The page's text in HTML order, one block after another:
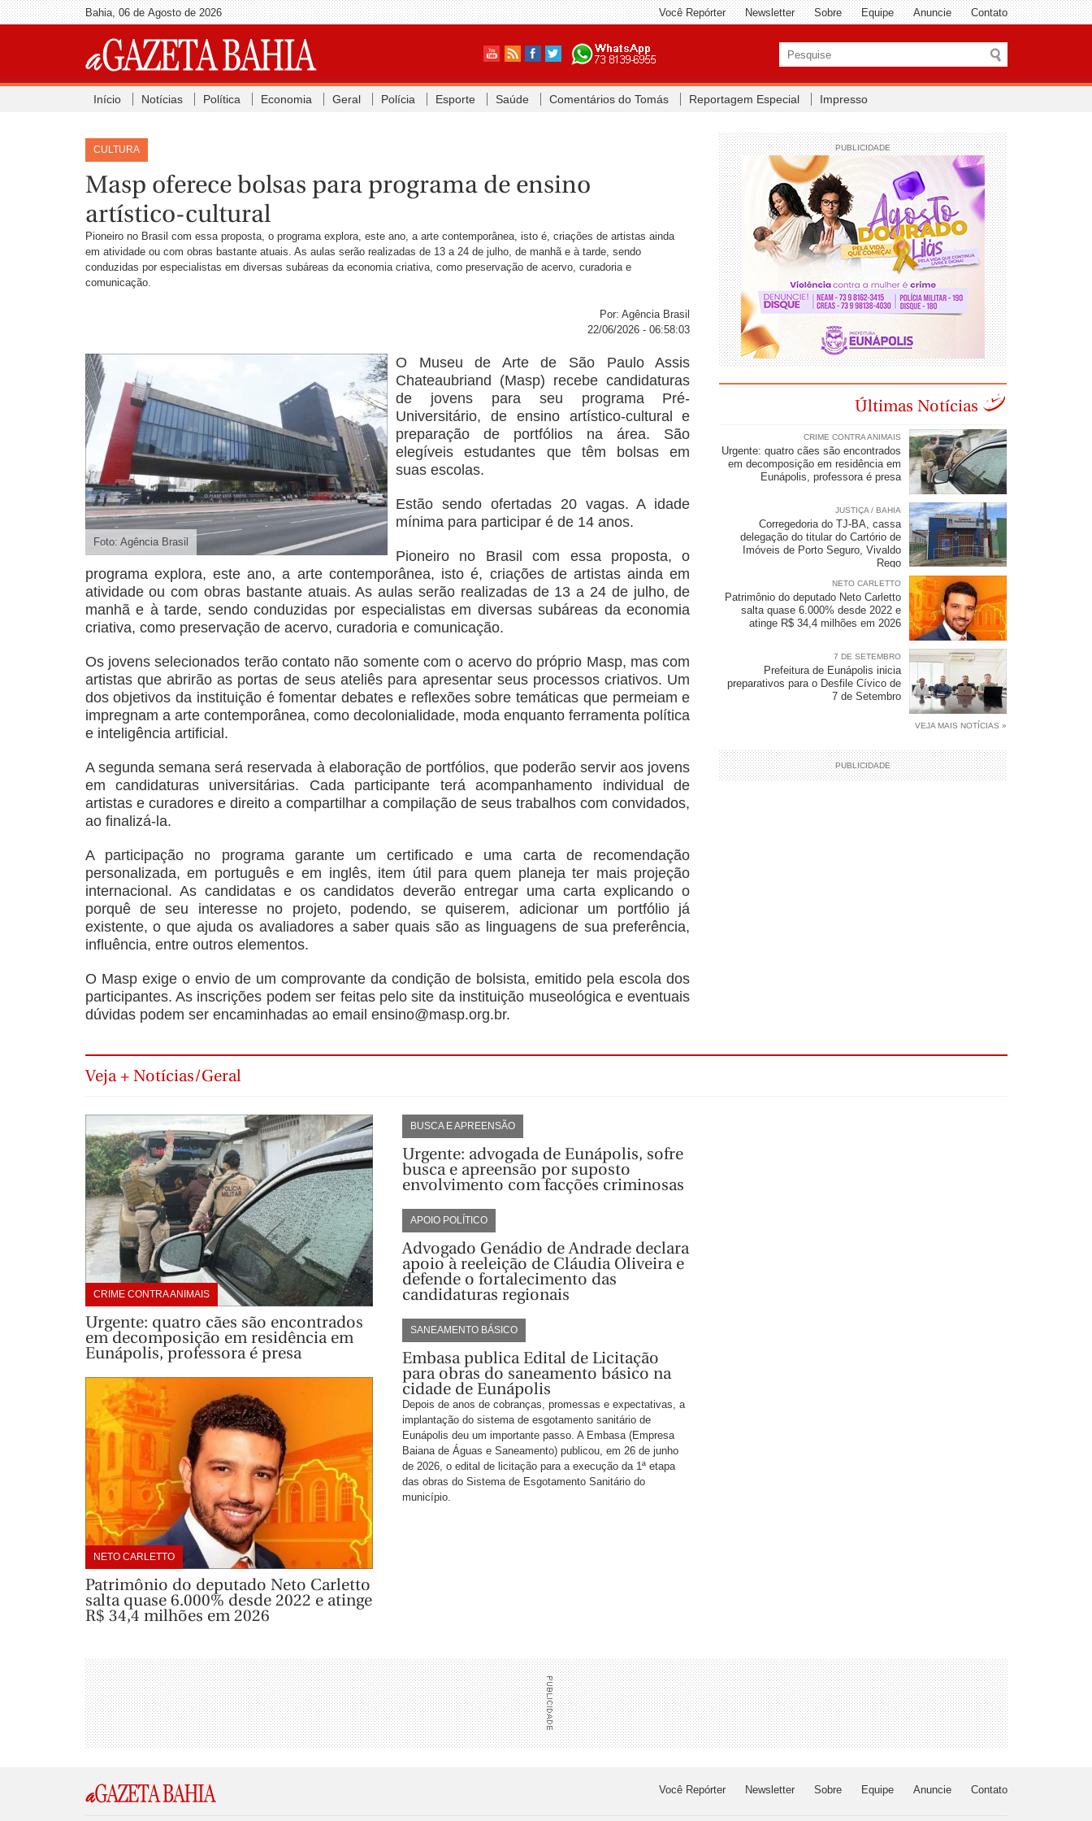
Bahia, 06 de Agosto de 2026 Você Repórter Newsletter Sobre Equipe Anuncie Contato
Início Notícias Política Economia Geral Polícia Esporte Saúde Comentários do Tomás Reportagem Especial Impresso
CULTURA
Masp oferece bolsas para programa de ensino
artístico-cultural
Pioneiro no Brasil com essa proposta, o programa explora, este ano, a arte contemporânea, isto é, criações de artistas ainda
em atividade ou com obras bastante atuais. As aulas serão realizadas de 13 a 24 de julho, de manhã e à tarde, sendo
conduzidas por especialistas em diversas subáreas da economia criativa, como preservação de acervo, curadoria e
comunicação.
Por: Agência Brasil
22/06/2026 - 06:58:03
Foto: Agência Brasil
O Museu de Arte de São Paulo Assis
Chateaubriand (Masp) recebe candidaturas
de jovens para seu programa Pré-
Universitário, de ensino artístico-cultural e
preparação de portfólios na área. São
elegíveis estudantes que têm bolsas em
suas escolas.
Estão sendo ofertadas 20 vagas. A idade
mínima para participar é de 14 anos.
Pioneiro no Brasil com essa proposta, o
programa explora, este ano, a arte contemporânea, isto é, criações de artistas ainda em
atividade ou com obras bastante atuais. As aulas serão realizadas de 13 a 24 de julho, de
manhã e à tarde, sendo conduzidas por especialistas em diversas subáreas da economia
criativa, como preservação de acervo, curadoria e comunicação.
Os jovens selecionados terão contato não somente com o acervo do próprio Masp, mas com
artistas que abrirão as portas de seus ateliês para apresentar seus processos criativos. Um
dos objetivos da instituição é fomentar debates e reflexões sobre temáticas que permeiam e
impregnam a arte contemporânea, como decolonialidade, moda enquanto ferramenta política
e inteligência artificial.
A segunda semana será reservada à elaboração de portfólios, que poderão servir aos jovens
em candidaturas universitárias. Cada participante terá acompanhamento individual de
artistas e curadores e direito a compartilhar a compilação de seus trabalhos com convidados,
ao finalizá-la.
A participação no programa garante um certificado e uma carta de recomendação
personalizada, em português e em inglês, item útil para quem planeja ter mais projeção
internacional. As candidatas e os candidatos deverão entregar uma carta explicando o
porquê de seu interesse no projeto, podendo, se quiserem, adicionar um portfólio já
existente, o que ajuda os avaliadores a saber quais são as linguagens de sua preferência,
influência, entre outros elementos.
O Masp exige o envio de um comprovante da condição de bolsista, emitido pela escola dos
participantes. As inscrições podem ser feitas pelo site da instituição museológica e eventuais
dúvidas podem ser encaminhadas ao email ensino@masp.org.br.
PUBLICIDADE
Últimas Notícias
CRIME CONTRA ANIMAIS
Urgente: quatro cães são encontrados
em decomposição em residência em
Eunápolis, professora é presa
JUSTIÇA / BAHIA
Corregedoria do TJ-BA, cassa
delegação do titular do Cartório de
Imóveis de Porto Seguro, Vivaldo
Rego
NETO CARLETTO
Patrimônio do deputado Neto Carletto
salta quase 6.000% desde 2022 e
atinge R$ 34,4 milhões em 2026
7 DE SETEMBRO
Prefeitura de Eunápolis inicia
preparativos para o Desfile Cívico de
7 de Setembro
VEJA MAIS NOTÍCIAS »
PUBLICIDADE
Veja + Notícias/Geral
CRIME CONTRA ANIMAIS
Urgente: quatro cães são encontrados
em decomposição em residência em
Eunápolis, professora é presa
NETO CARLETTO
Patrimônio do deputado Neto Carletto
salta quase 6.000% desde 2022 e atinge
R$ 34,4 milhões em 2026
BUSCA E APREENSÃO
Urgente: advogada de Eunápolis, sofre
busca e apreensão por suposto
envolvimento com facções criminosas
APOIO POLÍTICO
Advogado Genádio de Andrade declara
apoio à reeleição de Cláudia Oliveira e
defende o fortalecimento das
candidaturas regionais
SANEAMENTO BÁSICO
Embasa publica Edital de Licitação
para obras do saneamento básico na
cidade de Eunápolis
Depois de anos de cobranças, promessas e expectativas, a
implantação do sistema de esgotamento sanitário de
Eunápolis deu um importante passo. A Embasa (Empresa
Baiana de Águas e Saneamento) publicou, em 26 de junho
de 2026, o edital de licitação para a execução da 1ª etapa
das obras do Sistema de Esgotamento Sanitário do
município.
Você Repórter Newsletter Sobre Equipe Anuncie Contato